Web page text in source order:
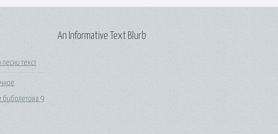
песни текст
биболетова 9
An Informative Text Blurb